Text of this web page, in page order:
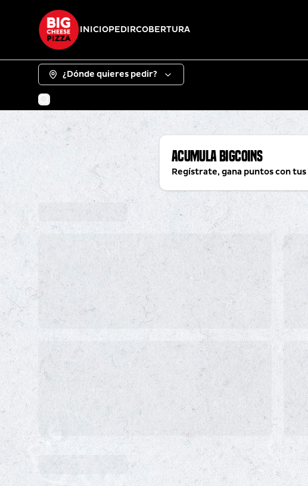
INICIOPEDIRCOBERTURA
¿Dónde quieres pedir?
Acumula BigCoins
Regístrate, gana puntos con